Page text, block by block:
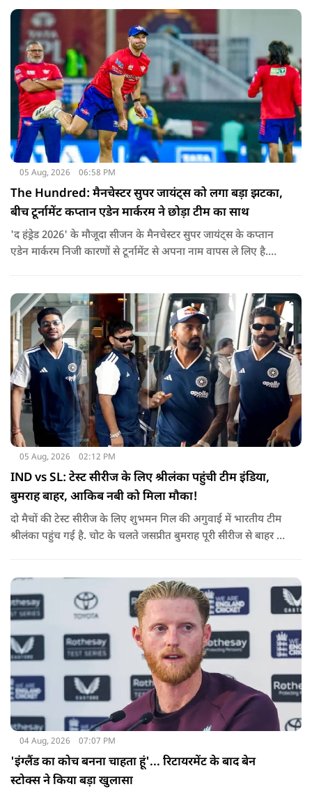
05 Aug, 2026 06:58 PM
The Hundred: मैनचेस्टर सुपर जायंट्स को लगा बड़ा झटका,
बीच टूर्नामेंट कप्तान एडेन मार्करम ने छोड़ा टीम का साथ
'द हंड्रेड 2026' के मौजूदा सीजन के मैनचेस्टर सुपर जायंट्स के कप्तान
एडेन मार्करम निजी कारणों से टूर्नामेंट से अपना नाम वापस ले लिए है.
05 Aug, 2026 02:12 PM
IND vs SL: टेस्ट सीरीज के लिए श्रीलंका पहुंची टीम इंडिया,
बुमराह बाहर, आकिब नबी को मिला मौका!
दो मैचों की टेस्ट सीरीज के लिए शुभमन गिल की अगुवाई में भारतीय टीम
श्रीलंका पहुंच गई है. चोट के चलते जसप्रीत बुमराह पूरी सीरीज से बाहर हो
04 Aug, 2026 07:07 PM
'इंग्लैंड का कोच बनना चाहता हूं'... रिटायरमेंट के बाद बेन
स्टोक्स ने किया बड़ा खुलासा